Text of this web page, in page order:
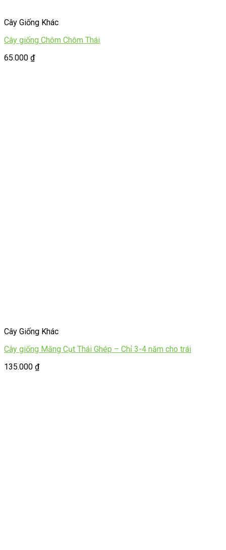
Cây Giống Khác
Cây giống Chôm Chôm Thái
65.000 ₫
Cây Giống Khác
Cây giống Măng Cụt Thái Ghép – Chỉ 3-4 năm cho trái
135.000 ₫